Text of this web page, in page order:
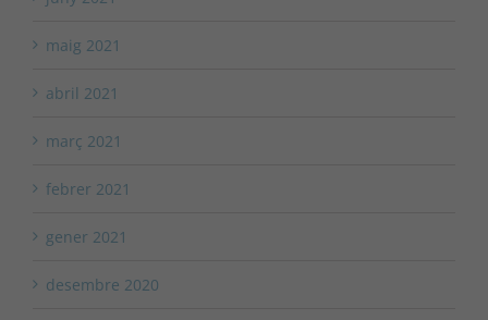
maig 2021
abril 2021
març 2021
febrer 2021
gener 2021
desembre 2020